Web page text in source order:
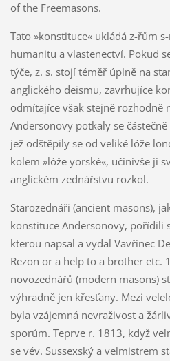
of the Freemasons.
Tato »konstituce« ukládá z-řům
humanitu a vlastenectví. Pokud
týče, z. s. stojí téměř úplně na
anglického deismu, zavrhujíce
odmítajíce však stejně rozhodně
Andersonovy potkaly se
jež odštěpily se od veliké lóže
kolem »lóže yorské«, učinivše ji
anglickém zednářstvu rozkol.
Starozednáři (ancient masons),
konstituce Andersonovy, pořídili
kterou napsal a vydal Vavřinec
Rezon or a help to a brother etc.
novozednářů (modern masons)
výhradně jen křesťany. Mezi
byla vzájemná nevraživost a
sporům. Teprve r. 1813, když
se vév. Sussexský a velmistrem